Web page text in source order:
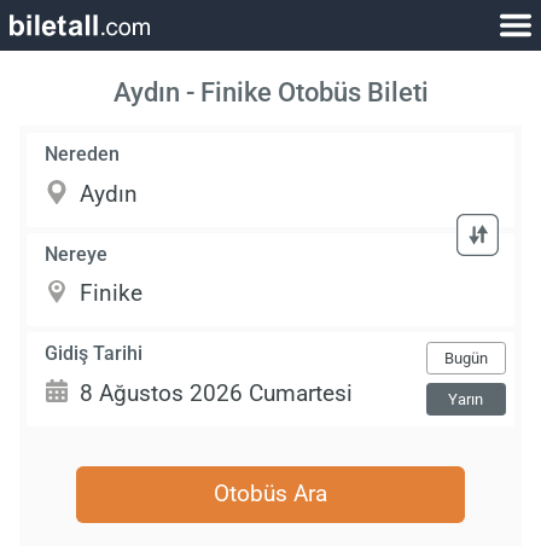
Aydın - Finike Otobüs Bileti
Nereden
Nereye
Gidiş Tarihi Bugün
Yarın
Otobüs Ara